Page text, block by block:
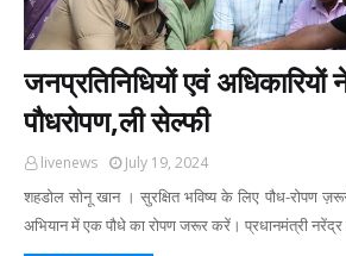
जनप्रतिनिधियों एवं अधिकारियों
पौधरोपण,ली सेल्फी
livenews July 19, 2024
शहडोल सोनू खान । सुरक्षित भविष्य के लिए पौध-रोपण
अभियान में एक पौधे का रोपण जरूर करें। प्रधानमंत्री नरेंद्र